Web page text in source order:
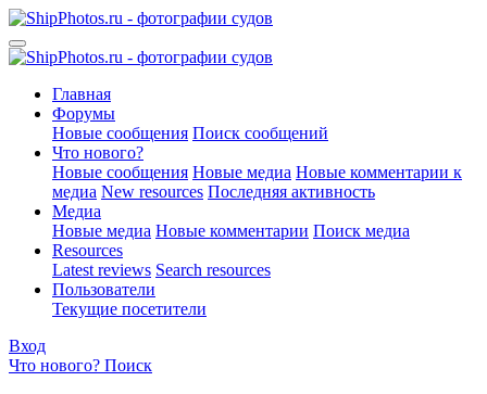
Главная
Форумы
Новые сообщения Поиск сообщений
Что нового?
Новые сообщения Новые медиа Новые комментарии к
медиа New resources Последняя активность
Медиа
Новые медиа Новые комментарии Поиск медиа
Resources
Latest reviews Search resources
Пользователи
Текущие посетители
Вход
Что нового? Поиск